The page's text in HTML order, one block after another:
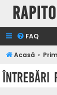
FAQ
Acasă
Întrebări